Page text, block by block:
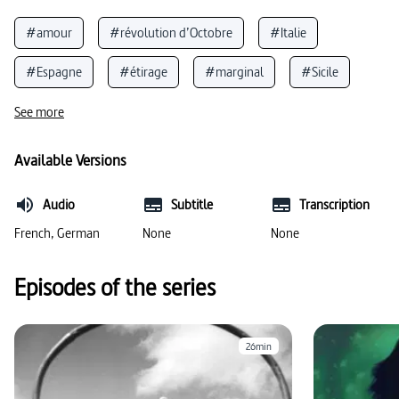
#amour #révolution d’Octobre #Italie
#Espagne #étirage #marginal #Sicile
#identité culturelle
#Jugendweihe / Jugendfeier (rituel laïc )
#fascisme / régime fasciste #film
#invasion #Venise #capitale
#rencontre interculturelle #primaires (États-Unis)
See more
Available Versions
Audio
French, German
Subtitle
None
Transcription
None
Episodes of the series
26min